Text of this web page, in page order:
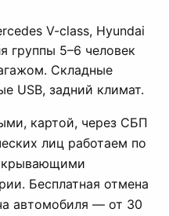
V-class, Hyundai
группы 5–6 человек
Складные
USB, задний климат.
картой, через СБП
лиц работаем по
Бесплатная отмена
автомобиля — от 30